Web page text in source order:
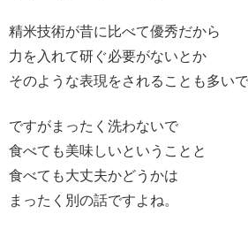
精米技術が昔に比べて優秀だから
力を入れて研ぐ必要がないとか
そのような表現をされることも多いで
ですがまったく洗わないで
食べても美味しいということと
食べても大丈夫かどうかは
まったく別の話ですよね。